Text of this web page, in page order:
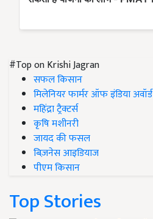
#Top on Krishi Jagran
सफल किसान
मिलेनियर फार्मर ऑफ इंडिया अवॉर्ड
महिंद्रा ट्रैक्टर्स
कृषि मशीनरी
जायद की फसल
बिज़नेस आइडियाज
पीएम किसान
Top Stories